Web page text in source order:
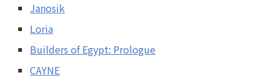
Janosik
Loria
Builders of Egypt: Prologue
CAYNE